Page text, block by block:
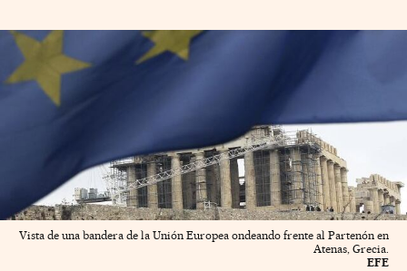
Vista de una bandera de la Unión Europea ondeando frente al Partenón en
Atenas, Grecia.
EFE